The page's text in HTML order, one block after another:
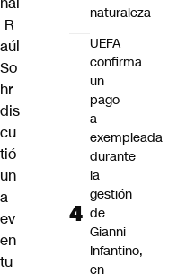
R
aúl
So
hr
dis
cu
tió
un
a
ev
en
tu
naturaleza
UEFA
confirma
un
pago
a
exempleada
durante
la
gestión
de
Gianni
Infantino,
en